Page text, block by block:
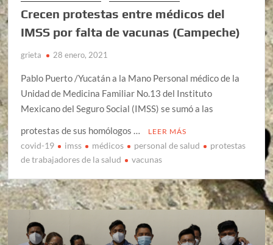
Crecen protestas entre médicos del
IMSS por falta de vacunas (Campeche)
grieta 28 enero, 2021
Pablo Puerto /Yucatán a la Mano Personal médico de la
Unidad de Medicina Familiar No.13 del Instituto
Mexicano del Seguro Social (IMSS) se sumó a las
protestas de sus homólogos …
LEER MÁS
covid-19 imss médicos personal de salud
protestas
de trabajadores de la salud
vacunas